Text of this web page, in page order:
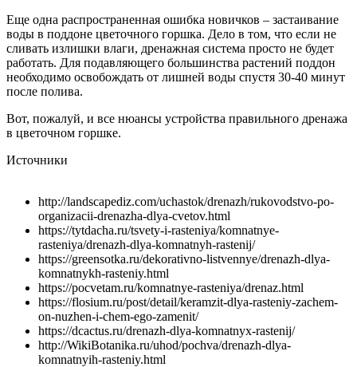
Еще одна распространенная ошибка новичков – застаивание
воды в поддоне цветочного горшка. Дело в том, что если не
сливать излишки влаги, дренажная система просто не будет
работать. Для подавляющего большинства растений поддон
необходимо освобождать от лишней воды спустя 30-40 минут
после полива.
Вот, пожалуй, и все нюансы устройства правильного дренажа
в цветочном горшке.
Источники
http://landscapediz.com/uchastok/drenazh/rukovodstvo-po-
organizacii-drenazha-dlya-cvetov.html
https://tytdacha.ru/tsvety-i-rasteniya/komnatnye-
rasteniya/drenazh-dlya-komnatnyh-rastenij/
https://greensotka.ru/dekorativno-listvennye/drenazh-dlya-
komnatnykh-rasteniy.html
https://pocvetam.ru/komnatnye-rasteniya/drenaz.html
https://flosium.ru/post/detail/keramzit-dlya-rasteniy-zachem-
on-nuzhen-i-chem-ego-zamenit/
https://dcactus.ru/drenazh-dlya-komnatnyx-rastenij/
http://WikiBotanika.ru/uhod/pochva/drenazh-dlya-
komnatnyih-rasteniy.html